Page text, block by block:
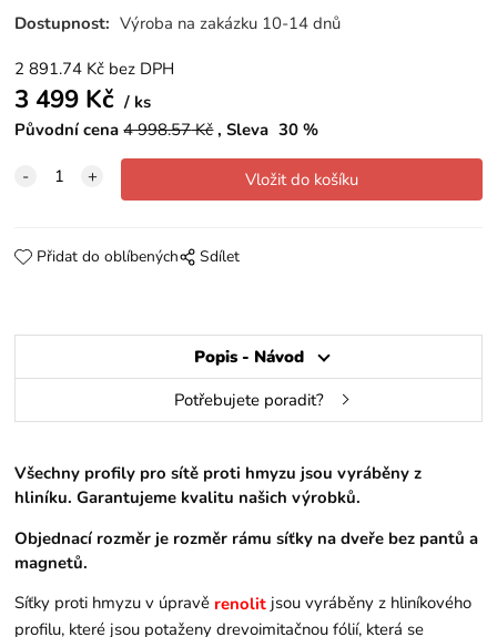
Dostupnost: Výroba na zakázku 10-14 dnů
2 891.74 Kč bez DPH
3 499 Kč
ks
Původní cena 4 998.57Kč Sleva 30 %
Přidat do oblíbených Sdílet
Popis - Návod
Potřebujete poradit?
Všechny profily pro sítě proti hmyzu jsou vyráběny z
hliníku. Garantujeme kvalitu našich výrobků.
Objednací rozměr je rozměr rámu síťky na dveře bez pantů a
magnetů.
Síťky proti hmyzu v úpravě renolit jsou vyráběny z hliníkového
profilu, které jsou potaženy drevoimitačnou fólií, která se